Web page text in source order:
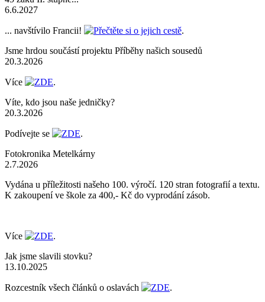
6.6.2027
... navštívilo Francii! Přečtěte si o jejich cestě.
Jsme hrdou součástí projektu Příběhy našich sousedů
20.3.2026
Více ZDE.
Víte, kdo jsou naše jedničky?
20.3.2026
Podívejte se ZDE.
Fotokronika Metelkárny
2.7.2026
Vydána u příležitosti našeho 100. výročí. 120 stran fotografií a textu.
K zakoupení ve škole za 400,- Kč do vyprodání zásob.
Více ZDE.
Jak jsme slavili stovku?
13.10.2025
Rozcestník všech článků o oslavách ZDE.